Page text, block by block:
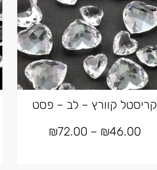
קריסטל קוורץ – לב – פסט
₪46.00
–
₪72.00